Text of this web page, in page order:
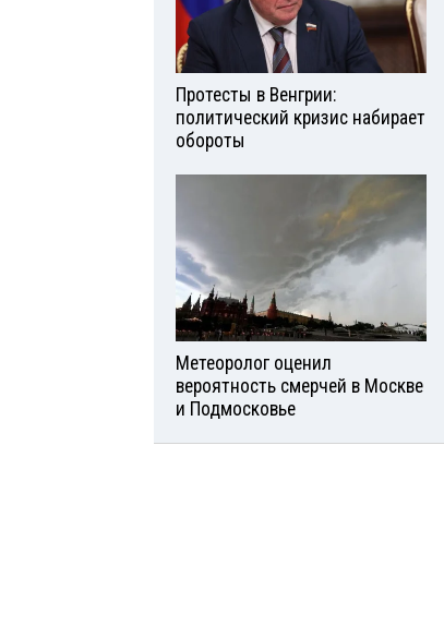
Протесты в Венгрии:
политический кризис набирает
обороты
Метеоролог оценил
вероятность смерчей в Москве
и Подмосковье